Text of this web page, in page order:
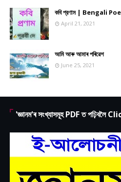
কবি প্রণাম | Bengali
April 21, 2021
আমি আৰু আমাৰ পৰিৱেশ
June 25, 2021
'জ্ঞানম'ৰ সংখ্যাসমূহ PDF ত পঢ়িবলৈ